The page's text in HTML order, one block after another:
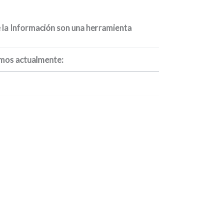
Información son una herramienta
actualmente: